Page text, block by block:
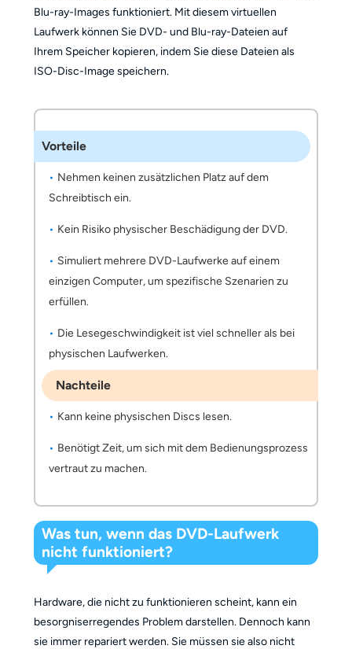
Blu-ray-Images funktioniert. Mit diesem virtuellen
Laufwerk können Sie DVD- und Blu-ray-Dateien auf
Ihrem Speicher kopieren, indem Sie diese Dateien als
ISO-Disc-Image speichern.
Vorteile
Nehmen keinen zusätzlichen Platz auf dem
Schreibtisch ein.
Kein Risiko physischer Beschädigung der DVD.
Simuliert mehrere DVD-Laufwerke auf einem
einzigen Computer, um spezifische Szenarien zu
erfüllen.
Die Lesegeschwindigkeit ist viel schneller als bei
physischen Laufwerken.
Nachteile
Kann keine physischen Discs lesen.
Benötigt Zeit, um sich mit dem Bedienungsprozess
vertraut zu machen.
Was tun, wenn das DVD-Laufwerk
nicht funktioniert?
Hardware, die nicht zu funktionieren scheint, kann ein
besorgniserregendes Problem darstellen. Dennoch kann
sie immer repariert werden. Sie müssen sie also nicht